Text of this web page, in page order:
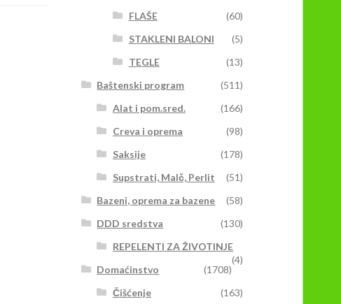
FLAŠE
(60)
STAKLENI BALONI
(5)
TEGLE
(13)
Baštenski program
(511)
Alat i pom.sred.
(166)
Creva i oprema
(98)
Saksije
(178)
Supstrati, Malč, Perlit
(51)
Bazeni, oprema za bazene
(58)
DDD sredstva
(130)
REPELENTI ZA ŽIVOTINJE
(4)
Domaćinstvo
(1708)
Čišćenje
(163)